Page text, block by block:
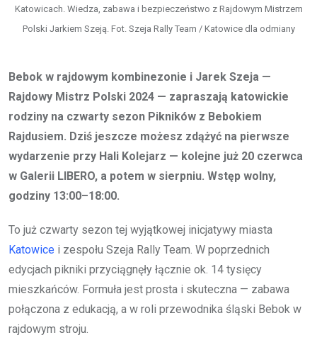
Katowicach. Wiedza, zabawa i bezpieczeństwo z Rajdowym Mistrzem
Polski Jarkiem Szeją. Fot. Szeja Rally Team / Katowice dla odmiany
Bebok w rajdowym kombinezonie i Jarek Szeja —
Rajdowy Mistrz Polski 2024 — zapraszają katowickie
rodziny na czwarty sezon Pikników z Bebokiem
Rajdusiem. Dziś jeszcze możesz zdążyć na pierwsze
wydarzenie przy Hali Kolejarz — kolejne już 20 czerwca
w Galerii LIBERO, a potem w sierpniu. Wstęp wolny,
godziny 13:00–18:00.
To już czwarty sezon tej wyjątkowej inicjatywy miasta
Katowice i zespołu Szeja Rally Team. W poprzednich
edycjach pikniki przyciągnęły łącznie ok. 14 tysięcy
mieszkańców. Formuła jest prosta i skuteczna — zabawa
połączona z edukacją, a w roli przewodnika śląski Bebok w
rajdowym stroju.